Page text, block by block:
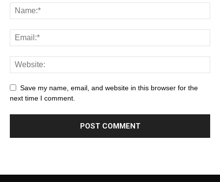
Save my name, email, and website in this browser for the
next time I comment.